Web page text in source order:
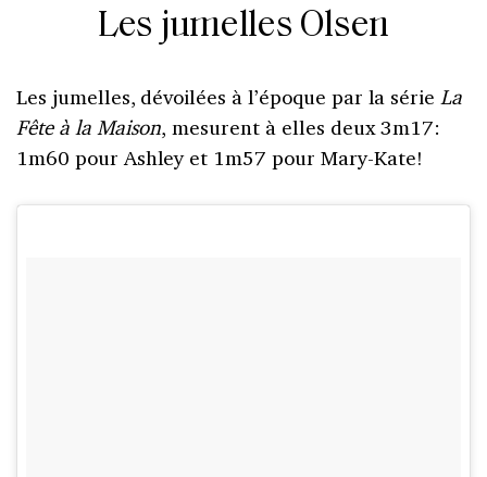
Les jumelles Olsen
Les jumelles, dévoilées à l’époque par la sérieLa
Fête à la Maison, mesurent à elles deux 3m17:
1m60 pour Ashley et 1m57 pour Mary-Kate!